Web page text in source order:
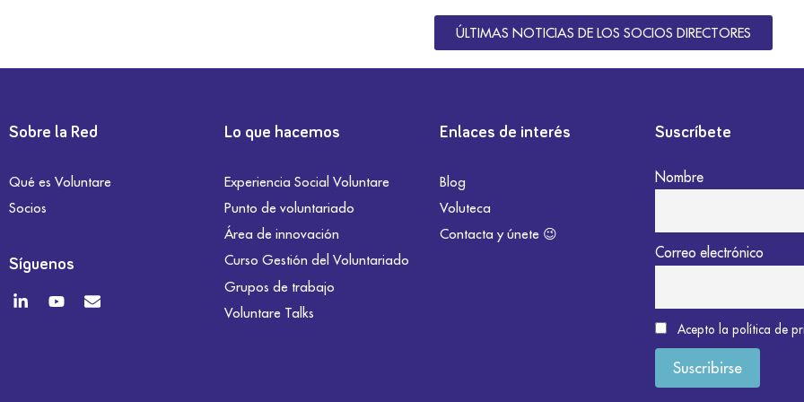
ÚLTIMAS NOTICIAS DE LOS SOCIOS DIRECTORES
Sobre la Red
Qué es Voluntare
Socios
Síguenos
Lo que hacemos
Experiencia Social Voluntare
Punto de voluntariado
Área de innovación
Curso Gestión del Voluntariado
Grupos de trabajo
Voluntare Talks
Enlaces de interés
Blog
Voluteca
Contacta y únete 😉
Suscríbete
Nombre
Correo electrónico
Acepto la política de